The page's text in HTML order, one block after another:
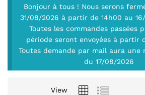
Bonjour à tous ! Nous serons
31/08/2026 à partir de 14h00 au
Toutes les commandes passées
période seront envoyées à partir
Toutes demande par mail aura une
du 17/08/2026
View